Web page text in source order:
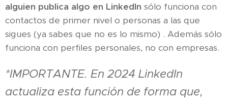
alguien publica algo en LinkedIn sólo funciona con
contactos de primer nivel o personas a las que
sigues (ya sabes que no es lo mismo) . Además sólo
funciona con perfiles personales, no con empresas.
*IMPORTANTE. En 2024 LinkedIn
actualiza esta función de forma que,